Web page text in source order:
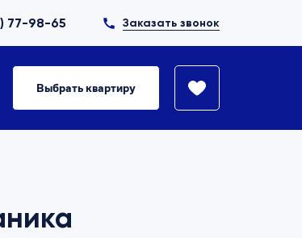
77-98-65 Заказать звонок
Выбрать квартиру